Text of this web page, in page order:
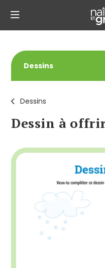
Dessins
Dessin à
Dessins